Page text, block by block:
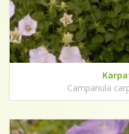
Campanula